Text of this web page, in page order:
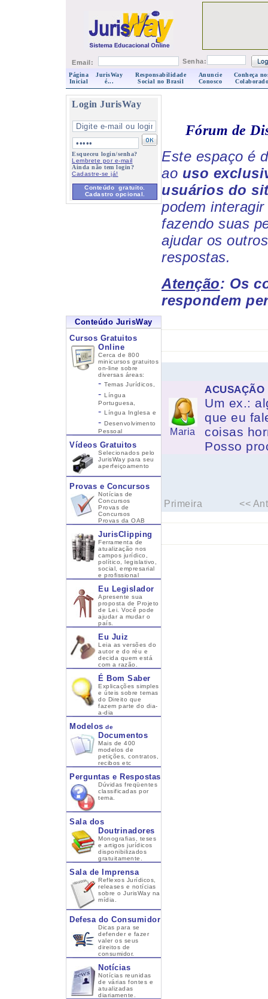
Email: Senha:
Página
Inicial
JurisWay
é...
Responsabilidade
Social no Brasil
Anuncie
Conosco
Conheça
Login JurisWay
Esqueceu login/senha?
Lembrete por e-mail
Ainda não tem login?
Cadastre-se já!
Conteúdo gratuito.
Cadastro opcional.
Conteúdo JurisWay
Cursos Gratuitos
Online
Cerca de 800
minicursos gratuitos
on-line sobre
diversas áreas:
- Temas Jurídicos,
- Língua
Portuguesa,
- Língua Inglesa e
- Desenvolvimento
Pessoal
Vídeos Gratuitos
Selecionados pelo
JurisWay para seu
aperfeiçoamento
Provas e Concursos
Notícias de
Concursos
Provas de
Concursos
Provas da OAB
JurisClipping
Ferramenta de
atualização nos
campos jurídico,
político, legislativo,
social, empresarial
e profissional
Eu Legislador
Apresente sua
proposta de Projeto
de Lei. Você pode
ajudar a mudar o
país.
Eu Juiz
Leia as versões do
autor e do réu e
decida quem está
com a razão.
É Bom Saber
Explicações simples
e úteis sobre temas
do Direito que
fazem parte do dia-
a-dia
Modelos de
Documentos
Mais de 400
modelos de
petições, contratos,
recibos etc
Perguntas e Respostas
Dúvidas freqüentes
classificadas por
tema.
Sala dos
Doutrinadores
Monografias, teses
e artigos jurídicos
disponibilizados
gratuitamente.
Sala de Imprensa
Reflexos Jurídicos,
releases e notícias
sobre o JurisWay na
mídia.
Defesa do Consumidor
Dicas para se
defender e fazer
valer os seus
direitos de
consumidor.
Notícias
Notícias reunidas
de várias fontes e
atualizadas
diariamente.
Fórum de
Este espaço é
ao uso
usuários do
podem
fazendo suas
ajudar os
respostas.
Atenção: Os
respondem
Maria
ACUSAÇÃO
Um ex.:
que eu
coisas
Posso
Primeira <<